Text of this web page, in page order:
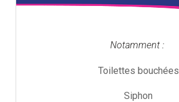
Notamment :
Toilettes bouchées
Siphon